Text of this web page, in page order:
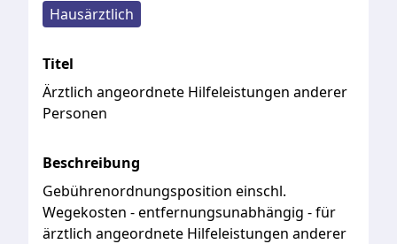
Hausärztlich
Titel
Ärztlich angeordnete Hilfeleistungen anderer
Personen
Beschreibung
Gebührenordnungsposition einschl.
Wegekosten -entfernungsunabhängig -für
ärztlich angeordnete Hilfeleistungen anderer